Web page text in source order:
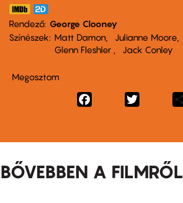
Rendező George Clooney
Színészek
Matt Damon Julianne Moore
Glenn Fleshler
Jack Conley
Megosztom
Facebook
BŐVEBBEN A FILMRŐL